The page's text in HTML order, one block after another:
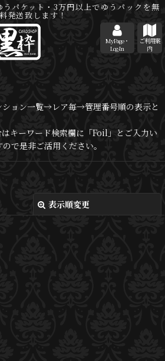
パケット・3万円以上でゆうパックを無
料発送致します！
MyPage・
Log-In
ご利用案
内
ション一覧→レア毎→管理番号順の表示と
キーワード検索欄に「Foil」とご入力い
で是非ご活用ください。
表示順変更